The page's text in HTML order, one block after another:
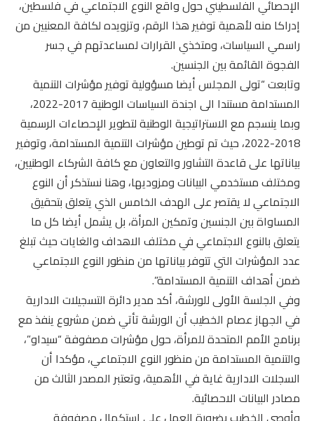
الإحصائي الفلسطيني حول واقع النوع الاجتماعي في فلسطين،
إدراكا منه لأهمية توفير هذا الرقم، وتزويده لكافة المعنيين من
راسمي السياسات، ومتخذي القرارات لمساعدتهم في جسر
الفجوة القائمة بين الجنسين.
وتابعت “تولى المجلس أيضا مسؤولية توفير مؤشرات التنمية
المستدامة مستندا الى اجندة السياسات الوطنية 2017-2022،
وبما ينسجم مع الاستراتيجية الوطنية لتطوير الإحصاءات الرسمية
2018-2022، حيث تم توطين مؤشرات التنمية المستدامة، وتوفير
بياناتها على قاعدة التشاور والتعاون مع كافة الشركاء الوطنيين،
ومختلف مستخدمي البيانات ومزوديها، وهنا نستذكر أن النوع
الاجتماعي لا يقتصر على الهدف الخامس الذي يتعلق بتحقيق
المساواة بين الجنسين وتمكين المرأة، بل يشمل أيضا كل ما
يتعلق بالنوع الاجتماعي في مختلف الاهداف والغايات حيث تبلغ
عدد المؤشرات التي تتوفر بياناتها من منظور النوع الاجتماعي
ضمن أهداف التنمية المستدامة”.
وفي الجلسة الأولى للورشة، أكد مدير دائرة التسجيلات الادارية
في الجهاز عصام الخطيب أن الورشة تأتي ضمن مشروع ينفذ مع
برنامج الأمم المتحدة للمرأة، حول مؤشرات مصفوفة “سيداو”،
والتنمية المستدامة من منظور النوع الاجتماعي، مؤكدا أن
السجلات الادارية غاية في الأهمية، وتعتبر المصدر الثالث من
مصادر البيانات الاحصائية.